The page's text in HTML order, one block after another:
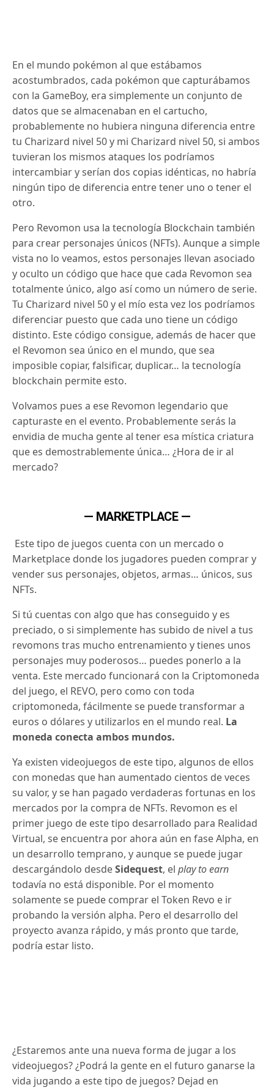
En el mundo pokémon al que estábamos
acostumbrados, cada pokémon que capturábamos
con la GameBoy, era simplemente un conjunto de
datos que se almacenaban en el cartucho,
probablemente no hubiera ninguna diferencia entre
tu Charizard nivel 50 y mi Charizard nivel 50, si ambos
tuvieran los mismos ataques los podríamos
intercambiar y serían dos copias idénticas, no habría
ningún tipo de diferencia entre tener uno o tener el
otro.
Pero Revomon usa la tecnología Blockchain también
para crear personajes únicos (NFTs). Aunque a simple
vista no lo veamos, estos personajes llevan asociado
y oculto un código que hace que cada Revomon sea
totalmente único, algo así como un número de serie.
Tu Charizard nivel 50 y el mío esta vez los podríamos
diferenciar puesto que cada uno tiene un código
distinto. Este código consigue, además de hacer que
el Revomon sea único en el mundo, que sea
imposible copiar, falsificar, duplicar… la tecnología
blockchain permite esto.
Volvamos pues a ese Revomon legendario que
capturaste en el evento. Probablemente serás la
envidia de mucha gente al tener esa mística criatura
que es demostrablemente única… ¿Hora de ir al
mercado?
— MARKETPLACE —
Este tipo de juegos cuenta con un mercado o
Marketplace donde los jugadores pueden comprar y
vender sus personajes, objetos, armas… únicos, sus
NFTs.
Si tú cuentas con algo que has conseguido y es
preciado, o si simplemente has subido de nivel a tus
revomons tras mucho entrenamiento y tienes unos
personajes muy poderosos… puedes ponerlo a la
venta. Este mercado funcionará con la Criptomoneda
del juego, el REVO, pero como con toda
criptomoneda, fácilmente se puede transformar a
euros o dólares y utilizarlos en el mundo real. La
moneda conecta ambos mundos.
Ya existen videojuegos de este tipo, algunos de ellos
con monedas que han aumentado cientos de veces
su valor, y se han pagado verdaderas fortunas en los
mercados por la compra de NFTs. Revomon es el
primer juego de este tipo desarrollado para Realidad
Virtual, se encuentra por ahora aún en fase Alpha, en
un desarrollo temprano, y aunque se puede jugar
descargándolo desdeSidequest, elplay to earn
todavía no está disponible. Por el momento
solamente se puede comprar el Token Revo e ir
probando la versión alpha. Pero el desarrollo del
proyecto avanza rápido, y más pronto que tarde,
podría estar listo.
¿Estaremos ante una nueva forma de jugar a los
videojuegos? ¿Podrá la gente en el futuro ganarse la
vida jugando a este tipo de juegos? Dejad en